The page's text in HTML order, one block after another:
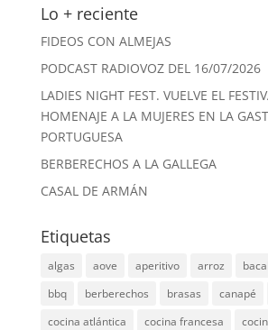
Lo + reciente
FIDEOS CON ALMEJAS
PODCAST RADIOVOZ DEL 16/07/2026
LADIES NIGHT FEST. VUELVE EL
HOMENAJE A LA MUJERES EN LA
PORTUGUESA
BERBERECHOS A LA GALLEGA
CASAL DE ARMÁN
Etiquetas
algas aove aperitivo arroz
bbq
berberechos brasas canapé
cocina atlántica
cocina francesa